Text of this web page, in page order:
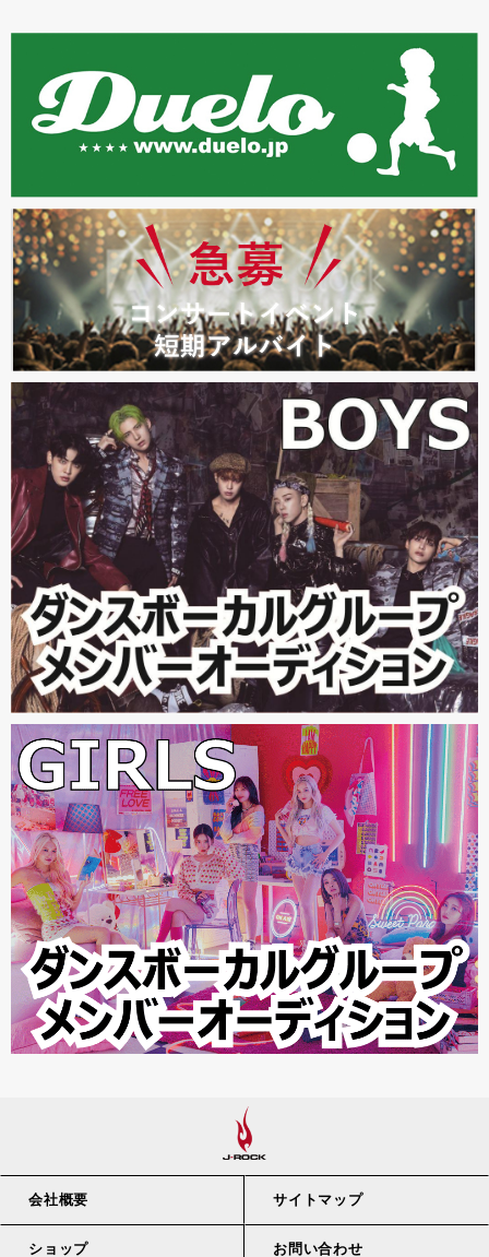
会社概要 サイトマップ
ショップ お問い合わせ